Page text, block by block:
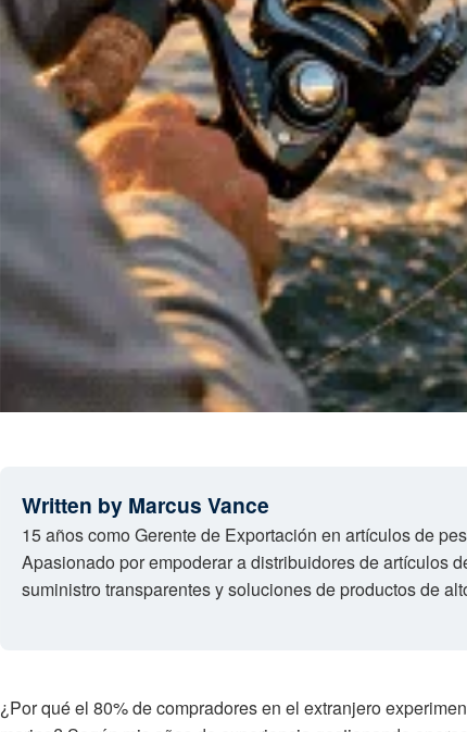
Written by Marcus Vance
15 años como Gerente de Exportación en artículos de
Apasionado por empoderar a distribuidores de artículos
suministro transparentes y soluciones de productos de
¿Por qué el 80% de compradores en el extranjero